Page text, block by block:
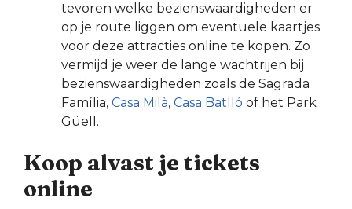
tevoren welke bezienswaardigheden er
op je route liggen om eventuele kaartjes
voor deze attracties online te kopen. Zo
vermijd je weer de lange wachtrijen bij
bezienswaardigheden zoals de Sagrada
Família, Casa Milà, Casa Batlló of het Park
Güell.
Koop alvast je tickets
online